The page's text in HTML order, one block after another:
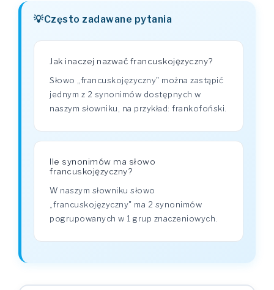
Często zadawane pytania
Jak inaczej nazwać francuskojęzyczny?
Słowo „francuskojęzyczny" można zastąpić
jednym z 2 synonimów dostępnych w
naszym słowniku, na przykład: frankofoński.
Ile synonimów ma słowo
francuskojęzyczny?
W naszym słowniku słowo
„francuskojęzyczny" ma 2 synonimów
pogrupowanych w 1 grup znaczeniowych.